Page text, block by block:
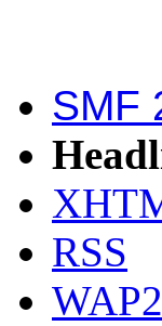
SMF
RSS
WAP2